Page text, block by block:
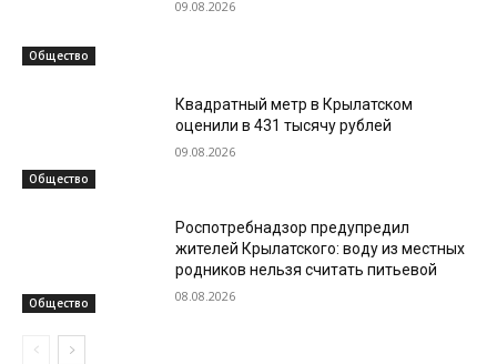
Общество
09.08.2026
Общество
Квадратный метр в Крылатском
оценили в 431 тысячу рублей
09.08.2026
Общество
Роспотребнадзор предупредил
жителей Крылатского: воду из местных
родников нельзя считать питьевой
08.08.2026